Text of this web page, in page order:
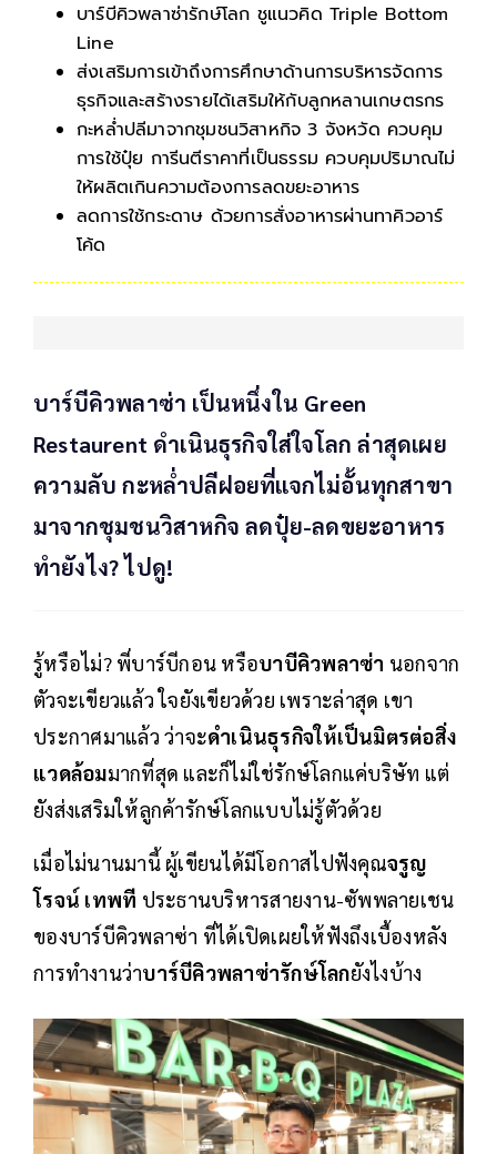
บาร์บีคิวพลาซ่ารักษ์โลก ชูแนวคิด Triple Bottom
Line
ส่งเสริมการเข้าถึงการศึกษาด้านการบริหารจัดการ
ธุรกิจและสร้างรายได้เสริมให้กับลูกหลานเกษตรกร
กะหล่ำปลีมาจากชุมชนวิสาหกิจ 3 จังหวัด ควบคุม
การใช้ปุ๋ย การีนตีราคาที่เป็นธรรม ควบคุมปริมาณไม่
ให้ผลิตเกินความต้องการลดขยะอาหาร
ลดการใช้กระดาษ ด้วยการสั่งอาหารผ่านทาคิวอาร์
โค้ด
บาร์บีคิวพลาซ่า เป็นหนึ่งใน Green
Restaurent ดำเนินธุรกิจใส่ใจโลก ล่าสุดเผย
ความลับ กะหล่ำปลีฝอยที่แจกไม่อั้นทุกสาขา
มาจากชุมชนวิสาหกิจ ลดปุ๋ย-ลดขยะอาหาร
ทำยังไง? ไปดู!
รู้หรือไม่? พี่บาร์บีกอน หรือบาบีคิวพลาซ่า นอกจาก
ตัวจะเขียวแล้ว ใจยังเขียวด้วย เพราะล่าสุด เขา
ประกาศมาแล้ว ว่าจะดำเนินธุรกิจให้เป็นมิตรต่อสิ่ง
แวดล้อมมากที่สุด และก็ไม่ใช่รักษ์โลกแค่บริษัท แต่
ยังส่งเสริมให้ลูกค้ารักษ์โลกแบบไม่รู้ตัวด้วย
เมื่อไม่นานมานี้ ผู้เขียนได้มีโอกาสไปฟังคุณจรูญ
โรจน์ เทพที ประธานบริหารสายงาน-ซัพพลายเชน
ของบาร์บีคิวพลาซ่า ที่ได้เปิดเผยให้ฟังถึงเบื้องหลัง
การทำงานว่าบาร์บีคิวพลาซ่ารักษ์โลกยังไงบ้าง